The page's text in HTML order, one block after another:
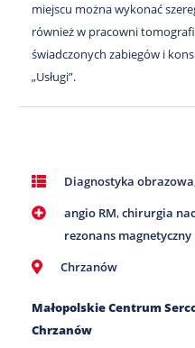
miejscu można wykonać
również w pracowni
świadczonych zabiegów i
„Usługi”.
Diagnostyka obrazowa
angio RM,chirurgia
rezonans magnetyczny
Chrzanów
Małopolskie Centrum
Chrzanów